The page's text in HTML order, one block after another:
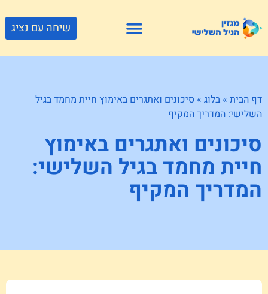
שיחה עם נציג
דף הבית » בלוג » סיכונים ואתגרים באימוץ חיית מחמד בגיל
השלישי: המדריך המקיף
סיכונים ואתגרים באימוץ
חיית מחמד בגיל השלישי:
המדריך המקיף